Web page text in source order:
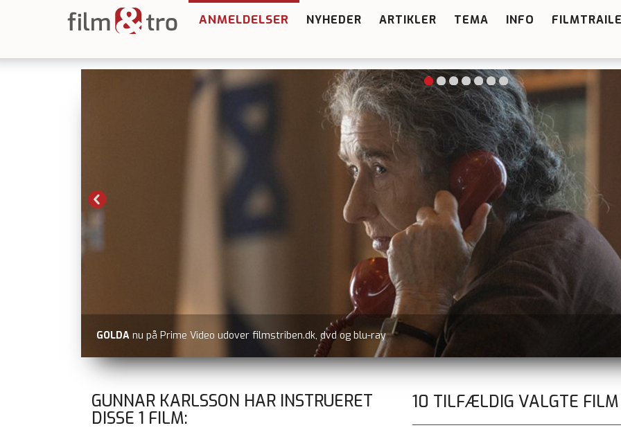
ANMELDELSER NYHEDER ARTIKLER TEMA INFO
GOLDA nu på Prime Video udover filmstriben.dk, dvd og blu-ray
GUNNAR KARLSSON HAR INSTRUERET
DISSE 1 FILM:
10 TILFÆLDIG VALGTE FILM